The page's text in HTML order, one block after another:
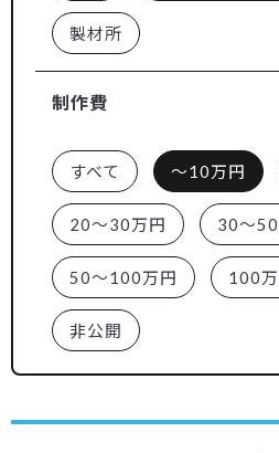
製材所
制作費
すべて ～10万円
20～30万円 30～
50～100万円 100
非公開